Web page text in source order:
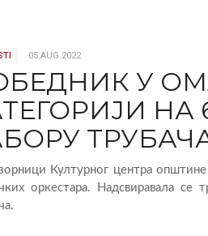
05.AUG.2022
У
НА
Културног центра
оркестара. Надсвиравала се